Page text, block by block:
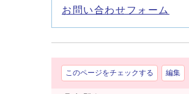
お問い合わせフォーム
このページをチェックする 編集